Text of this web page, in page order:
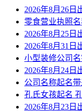
2026年8月26日
零食营业执照
2026年8月25日
2026年8月31日
小型装修公司
2026年8月24日
公司名称起名
孔氏女孩起名
2026年8月23日